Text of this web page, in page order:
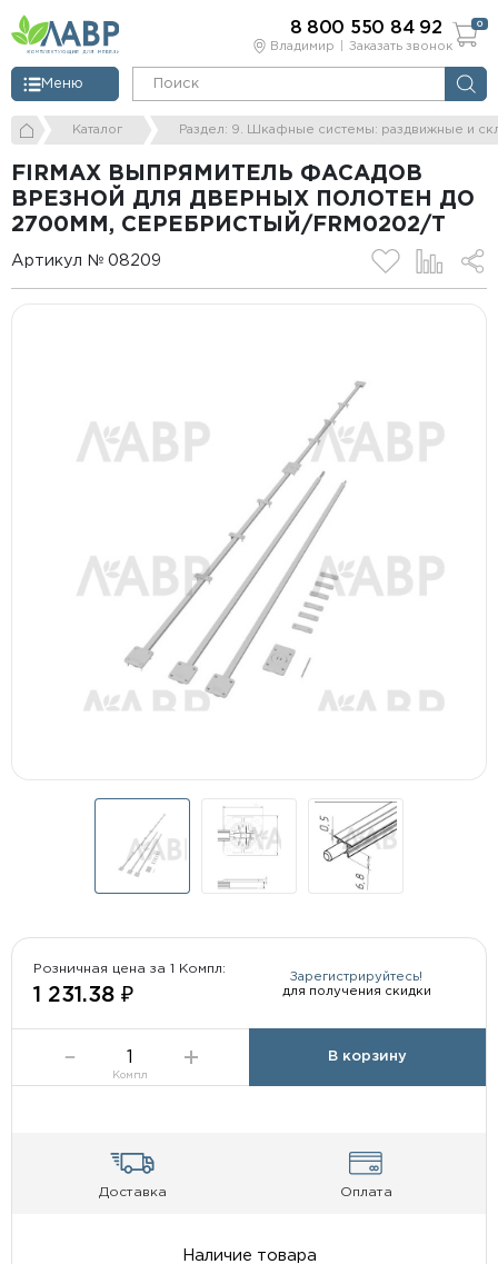
Владимир Заказать звонок
Меню
8 800 550 84 92 0
Каталог Раздел: 9. Шкафные системы: раздвижные и
FIRMAX ВЫПРЯМИТЕЛЬ ФАСАДОВ
ВРЕЗНОЙ ДЛЯ ДВЕРНЫХ ПОЛОТЕН ДО
2700ММ, СЕРЕБРИСТЫЙ/FRM0202/T
Артикул № 08209
Розничная цена за 1 Компл:
1 231.38 ₽
Зарегистрируйтесь!
для получения скидки
Компл
В корзину
Доставка Оплата
Наличие товара